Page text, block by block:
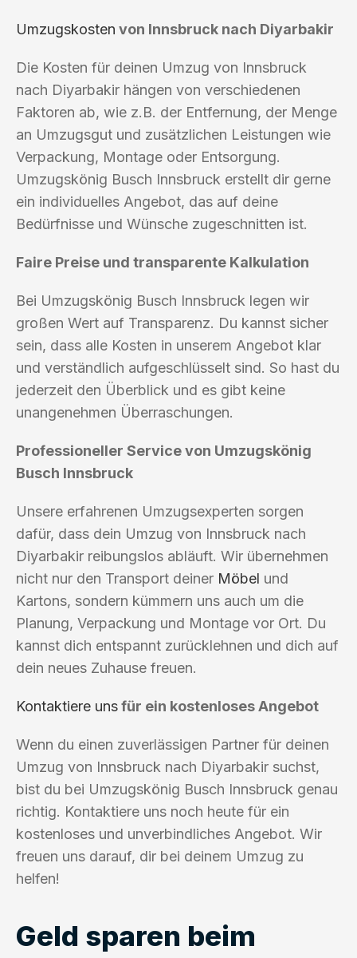
Umzugskosten von Innsbruck nach Diyarbakir
Die Kosten für deinen Umzug von Innsbruck
nach Diyarbakir hängen von verschiedenen
Faktoren ab, wie z.B. der Entfernung, der Menge
an Umzugsgut und zusätzlichen Leistungen wie
Verpackung, Montage oder Entsorgung.
Umzugskönig Busch Innsbruck erstellt dir gerne
ein individuelles Angebot, das auf deine
Bedürfnisse und Wünsche zugeschnitten ist.
Faire Preise und transparente Kalkulation
Bei Umzugskönig Busch Innsbruck legen wir
großen Wert auf Transparenz. Du kannst sicher
sein, dass alle Kosten in unserem Angebot klar
und verständlich aufgeschlüsselt sind. So hast du
jederzeit den Überblick und es gibt keine
unangenehmen Überraschungen.
Professioneller Service von Umzugskönig
Busch Innsbruck
Unsere erfahrenen Umzugsexperten sorgen
dafür, dass dein Umzug von Innsbruck nach
Diyarbakir reibungslos abläuft. Wir übernehmen
nicht nur den Transport deiner Möbel und
Kartons, sondern kümmern uns auch um die
Planung, Verpackung und Montage vor Ort. Du
kannst dich entspannt zurücklehnen und dich auf
dein neues Zuhause freuen.
Kontaktiere unsfür ein kostenloses Angebot
Wenn du einen zuverlässigen Partner für deinen
Umzug von Innsbruck nach Diyarbakir suchst,
bist du bei Umzugskönig Busch Innsbruck genau
richtig. Kontaktiere uns noch heute für ein
kostenloses und unverbindliches Angebot. Wir
freuen uns darauf, dir bei deinem Umzug zu
helfen!
Geld sparen beim